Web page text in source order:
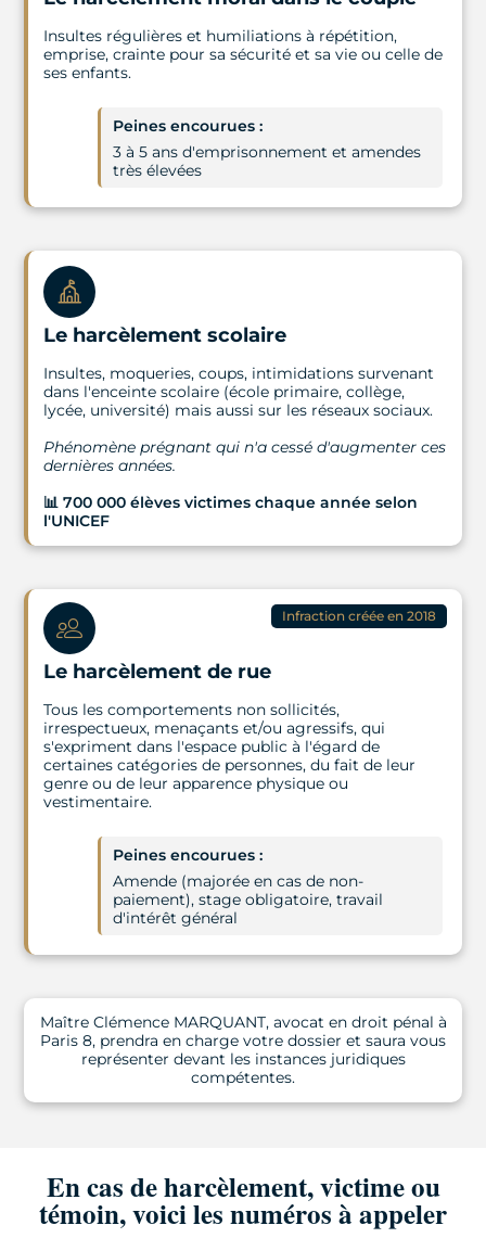
Insultes régulières et humiliations à répétition,
emprise, crainte pour sa sécurité et sa vie ou celle de
ses enfants.
Peines encourues :
3 à 5 ans d'emprisonnement et amendes
très élevées
Le harcèlement scolaire
Insultes, moqueries, coups, intimidations survenant
dans l'enceinte scolaire (école primaire, collège,
lycée, université) mais aussi sur les réseaux sociaux.
Phénomène prégnant qui n'a cessé d'augmenter ces
dernières années.
📊 700 000 élèves victimes chaque année selon
l'UNICEF
Infraction créée en 2018
Le harcèlement de rue
Tous les comportements non sollicités,
irrespectueux, menaçants et/ou agressifs, qui
s'expriment dans l'espace public à l'égard de
certaines catégories de personnes, du fait de leur
genre ou de leur apparence physique ou
vestimentaire.
Peines encourues :
Amende (majorée en cas de non-
paiement), stage obligatoire, travail
d'intérêt général
Maître Clémence MARQUANT, avocat en droit pénal à
Paris 8, prendra en charge votre dossier et saura vous
représenter devant les instances juridiques
compétentes.
En cas de harcèlement, victime ou
témoin, voici les numéros à appeler